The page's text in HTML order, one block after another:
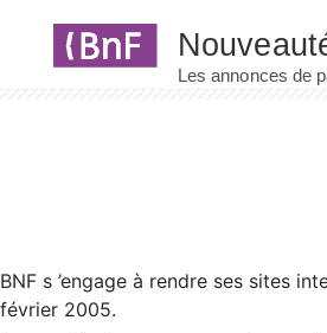
BNF s ’engage à rendre ses sites
février 2005.